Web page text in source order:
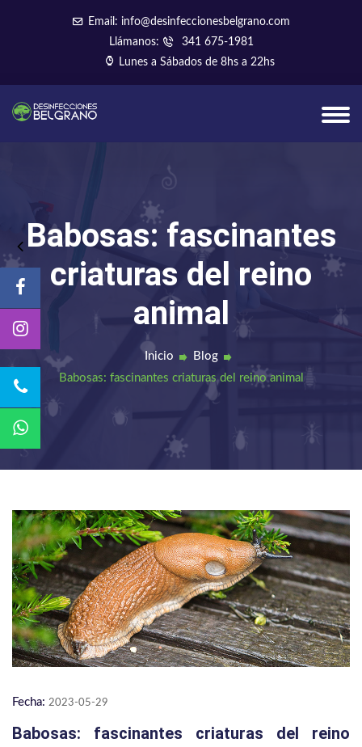
Email: info@desinfeccionesbelgrano.com
Llámanos:
341 675-1981
Lunes a Sábados de 8hs a 22hs
Babosas: fascinantes
criaturas del reino
animal
Inicio
Blog
Babosas: fascinantes criaturas del reino animal
Fecha: 2023-05-29
Babosas: fascinantes criaturas del reino